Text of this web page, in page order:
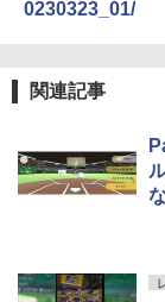
0230323_01/
関連記事